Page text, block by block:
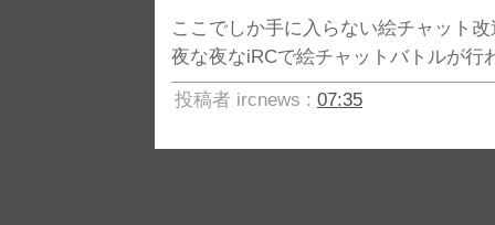
ここでしか手に入らない絵チャット
夜な夜なiRCで絵チャットバトルが行
投稿者 ircnews : 07:35